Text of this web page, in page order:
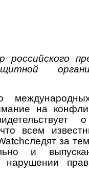
российского
на
всем
за
и
нарушении